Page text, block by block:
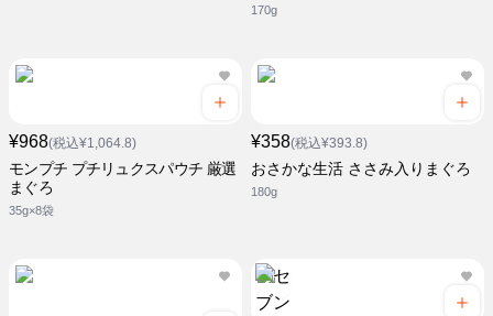
170g
¥968(税込¥1,064.8)
モンプチ プチリュクスパウチ 厳選
まぐろ
35g×8袋
¥358(税込¥393.8)
おさかな生活 ささみ入りまぐろ
180g